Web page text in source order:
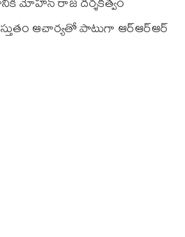
ఆచార్యతో పాటుగా ఆర్‌ఆర్‌ఆర్